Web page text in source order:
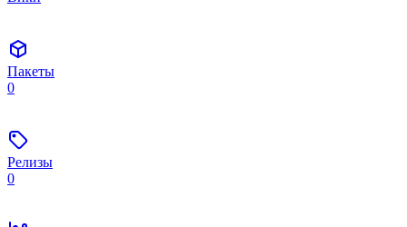
Пакеты
0
Релизы
0